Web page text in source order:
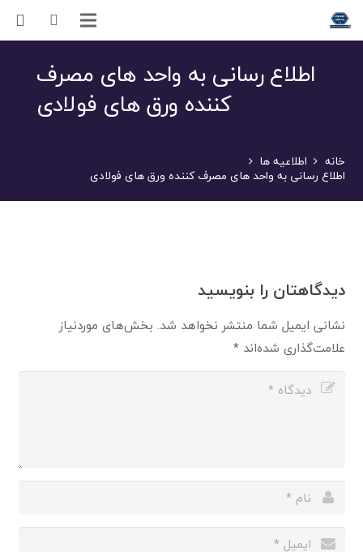
اطلاع رسانی به واحد های مصرف
کننده ورق های فولادی
خانه اطلاعیه ها
اطلاع رسانی به واحد های مصرف کننده ورق های فولادی
دیدگاهتان را بنویسید
نشانی ایمیل شما منتشر نخواهد شد. بخش‌های موردنیاز
علامت‌گذاری شده‌اند*